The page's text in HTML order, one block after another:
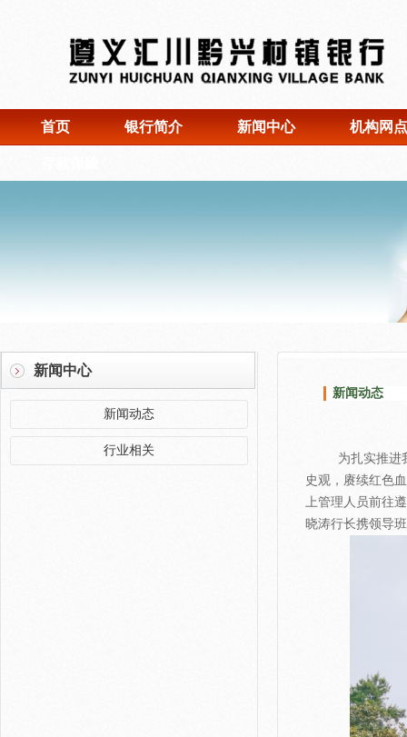
首页 银行简介 新闻中心 机构网点
新闻中心
新闻动态
行业相关
新闻动态
为扎实推进我
史观，赓续红色
上管理人员前往
晓涛行长携领导